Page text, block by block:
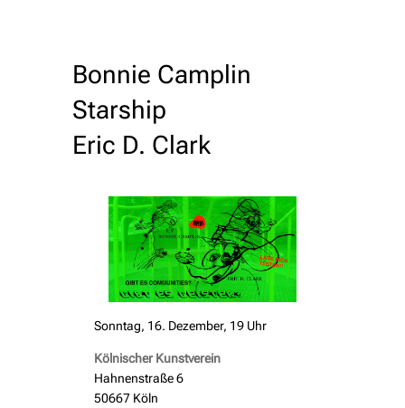
Bonnie Camplin
Starship
Eric D. Clark
Sonntag, 16. Dezember, 19 Uhr
Kölnischer Kunstverein
Hahnenstraße 6
50667 Köln